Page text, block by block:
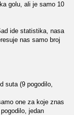
golu, ali je samo 10
ide statistika, nasa
nas samo broj
suta (9 pogodilo,
one za koje znas
jedan